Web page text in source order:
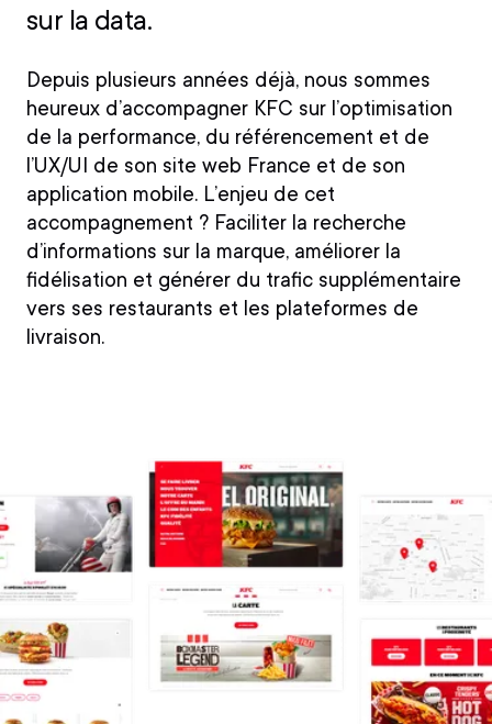
sur la data.
Depuis plusieurs années déjà, nous sommes
heureux d’accompagner KFC sur l’optimisation
de la performance, du référencement et de
l’UX/UI de son site web France et de son
application mobile. L’enjeu de cet
accompagnement ? Faciliter la recherche
d’informations sur la marque, améliorer la
fidélisation et générer du trafic supplémentaire
vers ses restaurants et les plateformes de
livraison.